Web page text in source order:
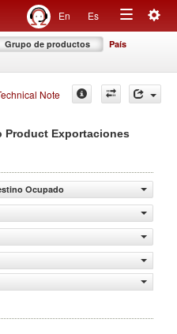
En Es
Toggle
Grupo de productos País
Note
Product Exportaciones
Ocupado